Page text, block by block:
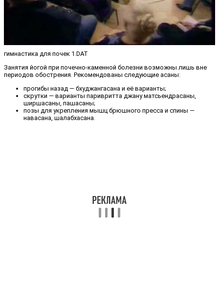
гимнастика для почек 1.DAT
Занятия йогой при почечно-каменной болезни возможны лишь вне
периодов обострения. Рекомендованы следующие асаны:
прогибы назад — бхуджангасана и её варианты;
скрутки — варианты паривритта джану матсьендрасаны,
ширшасаны, пашасаны;
позы для укрепления мышц брюшного пресса и спины —
навасана, шалабхасана.